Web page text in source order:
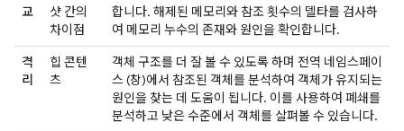
교
샷 간의
차이점
합니다. 해제된 메모리와 참조 횟수의 델타를 검사하
여 메모리 누수의 존재와 원인을 확인합니다.
격
리
힙 콘텐
츠
객체 구조를 더 잘 볼 수 있도록 하며 전역 네임스페이
스 (창)에서 참조된 객체를 분석하여 객체가 유지되는
원인을 찾는 데 도움이 됩니다. 이를 사용하여 폐쇄를
분석하고 낮은 수준에서 객체를 살펴볼 수 있습니다.